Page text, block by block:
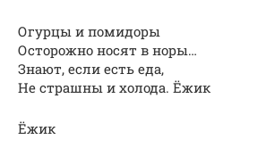
Огурцы и помидоры
Осторожно носят в норы…
Знают, если есть еда,
Не страшны и холода. Ёжик
Ёжик